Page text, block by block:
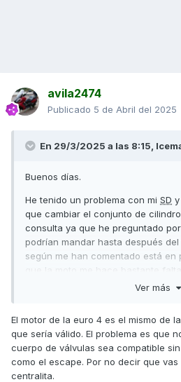
avila2474
Publicado 5 de Abril del 2025
En 29/3/2025 a las 8:15,
Buenos días.
He tenido un problema con mi SD
que cambiar el conjunto de
consulta ya que he preguntado
podrían mandar hasta después del
según me han comentado está en
que la moto me hace bastante
necesitaría poder arreglarla antes
hay otras opciones no originales
(aunque sube algo de cilindrada a
que he visto no son compatibles
euro 3.
Ver más
El motor de la euro 4 es el mismo de
que sería válido. El problema es que
cuerpo de válvulas sea compatible
como el escape. Por no decir que
centralita.